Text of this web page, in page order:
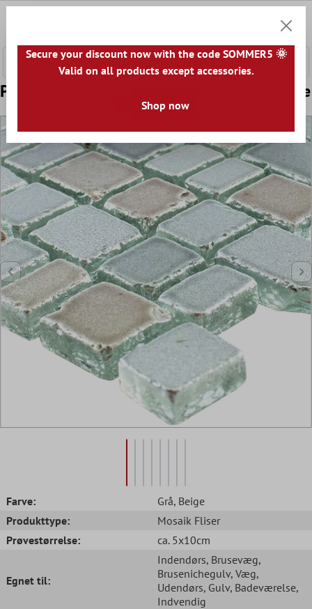
Prøve Glas Mosaik Fliser Economy Gra Beige
Farve: Grå, Beige
Produkttype:
Mosaik Fliser
Prøvestørrelse:
ca. 5x10cm
Egnet til:
Indendørs, Brusevæg,
Brusenichegulv, Væg,
Udendørs, Gulv, Badeværelse,
Indvendig
Secure your discount now with the code SOMMER5 🌞
Valid on all products except accessories.
Shop now